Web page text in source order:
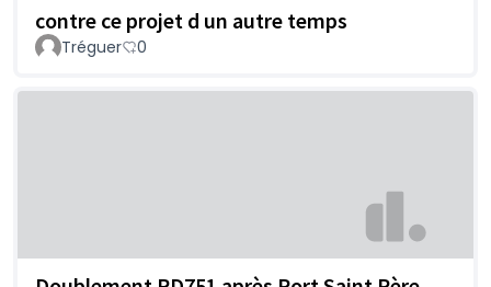
contre ce projet d un autre temps
Tréguer 0